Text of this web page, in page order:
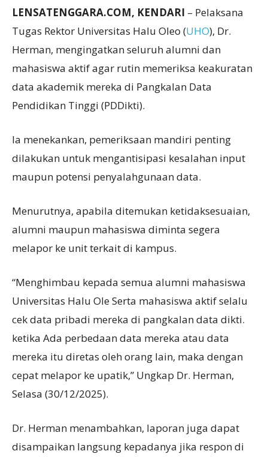
LENSATENGGARA.COM, KENDARI – Pelaksana
Tugas Rektor Universitas Halu Oleo (UHO), Dr.
Herman, mengingatkan seluruh alumni dan
mahasiswa aktif agar rutin memeriksa keakuratan
data akademik mereka di Pangkalan Data
Pendidikan Tinggi (PDDikti).
Ia menekankan, pemeriksaan mandiri penting
dilakukan untuk mengantisipasi kesalahan input
maupun potensi penyalahgunaan data.
Menurutnya, apabila ditemukan ketidaksesuaian,
alumni maupun mahasiswa diminta segera
melapor ke unit terkait di kampus.
“Menghimbau kepada semua alumni mahasiswa
Universitas Halu Ole Serta mahasiswa aktif selalu
cek data pribadi mereka di pangkalan data dikti.
ketika Ada perbedaan data mereka atau data
mereka itu diretas oleh orang lain, maka dengan
cepat melapor ke upatik,” Ungkap Dr. Herman,
Selasa (30/12/2025).
Dr. Herman menambahkan, laporan juga dapat
disampaikan langsung kepadanya jika respon di